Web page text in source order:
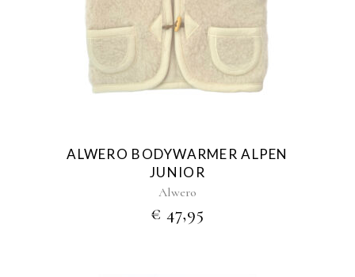
heeft
meerdere
variaties.
Deze
worden
op
de
productpagina
ALWERO BODYWARMER ALPEN
JUNIOR
Alwero
€ 47,95